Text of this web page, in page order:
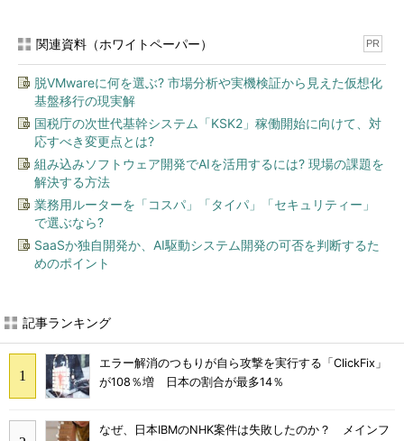
関連資料（ホワイトペーパー） PR
脱VMwareに何を選ぶ? 市場分析や実機検証から見えた仮想化
基盤移行の現実解
国税庁の次世代基幹システム「KSK2」稼働開始に向けて、対
応すべき変更点とは?
組み込みソフトウェア開発でAIを活用するには? 現場の課題を
解決する方法
業務用ルーターを「コスパ」「タイパ」「セキュリティー」
で選ぶなら?
SaaSか独自開発か、AI駆動システム開発の可否を判断するた
めのポイント
記事ランキング
エラー解消のつもりが自ら攻撃を実行する「ClickFix」
が108％増 日本の割合が最多14％
なぜ、日本IBMのNHK案件は失敗したのか？ メインフ